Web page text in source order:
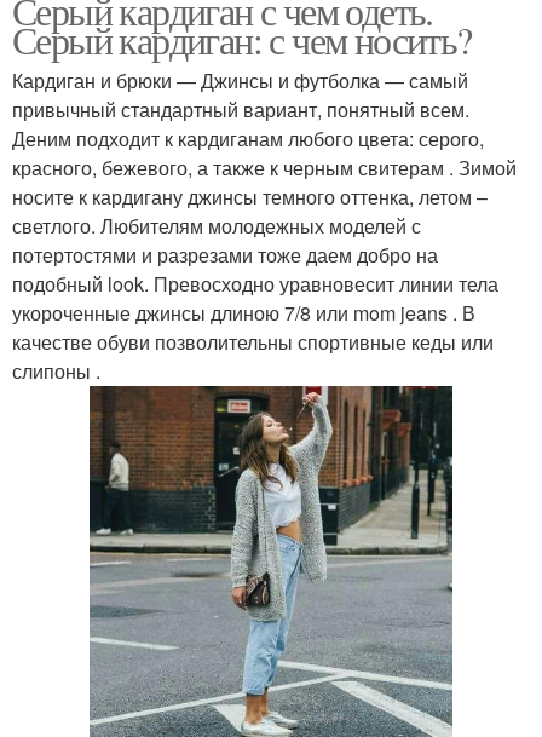
Серый кардиган: с чем носить?
Кардиган и брюки — Джинсы и футболка — самый
привычный стандартный вариант, понятный всем.
Деним подходит к кардиганам любого цвета: серого,
красного, бежевого, а также к черным свитерам . Зимой
носите к кардигану джинсы темного оттенка, летом –
светлого. Любителям молодежных моделей с
потертостями и разрезами тоже даем добро на
подобный look. Превосходно уравновесит линии тела
укороченные джинсы длиною 7/8 или mom jeans . В
качестве обуви позволительны спортивные кеды или
слипоны .